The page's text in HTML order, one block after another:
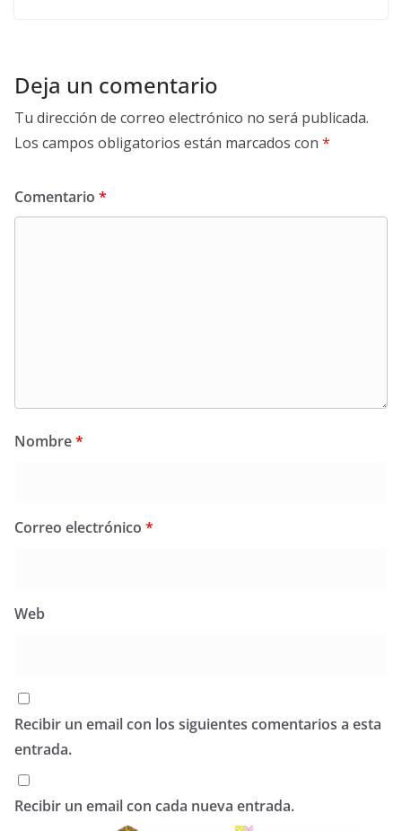
Deja un comentario
Tu dirección de correo electrónico no será publicada.
Los campos obligatorios están marcados con *
Comentario *
Nombre*
Correo electrónico *
Web
Recibir un email con los siguientes comentarios a esta
entrada.
Recibir un email con cada nueva entrada.